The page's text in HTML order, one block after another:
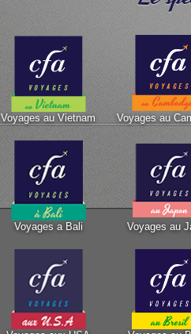
Voyages au Vietnam Voyages au
Voyages a Bali Voyages au